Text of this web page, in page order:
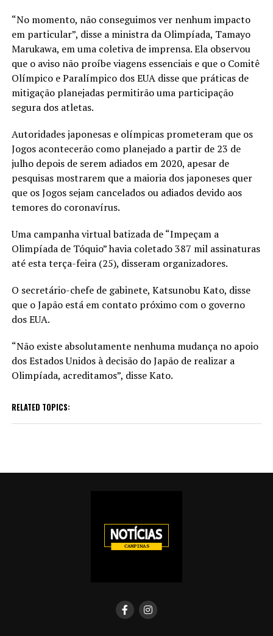
“No momento, não conseguimos ver nenhum impacto
em particular”, disse a ministra da Olimpíada, Tamayo
Marukawa, em uma coletiva de imprensa. Ela observou
que o aviso não proíbe viagens essenciais e que o Comitê
Olímpico e Paralímpico dos EUA disse que práticas de
mitigação planejadas permitirão uma participação
segura dos atletas.
Autoridades japonesas e olímpicas prometeram que os
Jogos acontecerão como planejado a partir de 23 de
julho depois de serem adiados em 2020, apesar de
pesquisas mostrarem que a maioria dos japoneses quer
que os Jogos sejam cancelados ou adiados devido aos
temores do coronavírus.
Uma campanha virtual batizada de “Impeçam a
Olimpíada de Tóquio” havia coletado 387 mil assinaturas
até esta terça-feira (25), disseram organizadores.
O secretário-chefe de gabinete, Katsunobu Kato, disse
que o Japão está em contato próximo com o governo
dos EUA.
“Não existe absolutamente nenhuma mudança no apoio
dos Estados Unidos à decisão do Japão de realizar a
Olimpíada, acreditamos”, disse Kato.
RELATED TOPICS: